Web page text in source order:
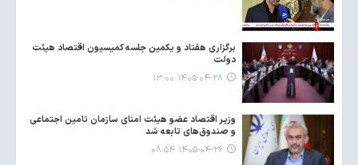
برگزاری هفتاد و یکمین جلسه کمیسیون اقتصاد هیئت
دولت
۱۴۰۵-۰۴-۲۸ ۱۳:۰۰
وزیر اقتصاد عضو هیئت امنای سازمان تامین اجتماعی
و صندوق‌های تابعه شد
۱۴۰۵-۰۴-۲۶ ۰۸:۵۴